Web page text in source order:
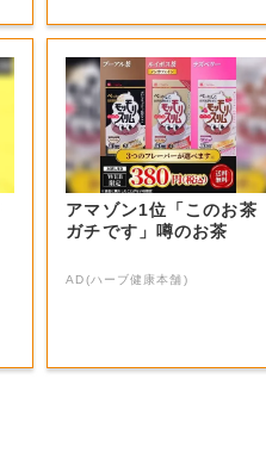
アマゾン1位「このお茶
ガチです」噂のお茶
AD(ハーブ健康本舗)